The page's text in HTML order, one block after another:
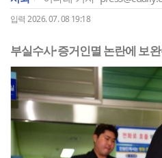
입력 2026. 07. 08 19:18
부실수사·증거인멸 논란에 보